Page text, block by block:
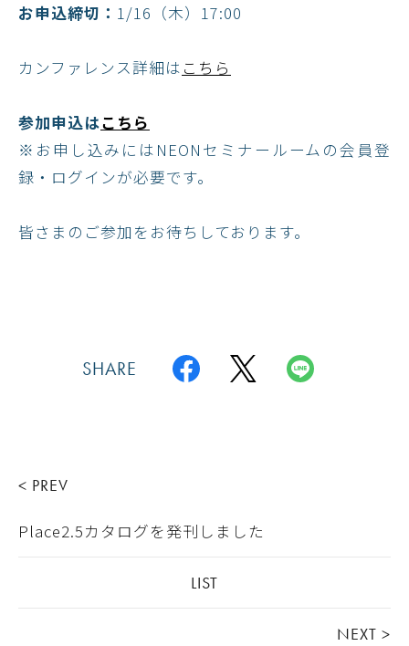
お申込締切： 1/16（木）17:00
カンファレンス詳細は こちら
参加申込はこちら
※お申し込みにはNEONセミナールームの会員登
録・ログインが必要です。
皆さまのご参加をお待ちしております。
SHARE
< PREV
Place2.5カタログを発刊しました
LIST
NEXT >